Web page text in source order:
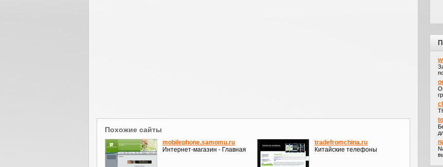
Похожие сайты
mobilephone.samomu.ru
Интернет-магазин - Главная
tradefromchina.ru
Китайские телефоны